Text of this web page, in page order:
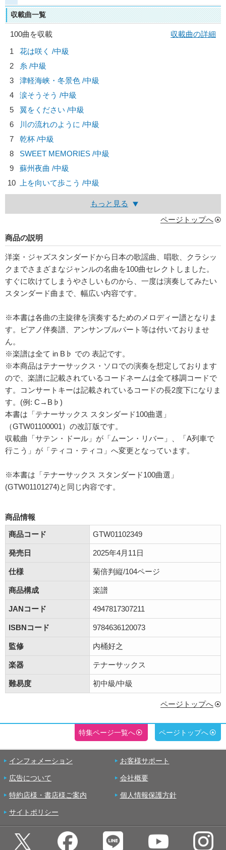
収載曲一覧
100曲を収載
収載曲の詳細
1
花は咲く /中級
2
糸 /中級
3
津軽海峡・冬景色 /中級
4
涙そうそう /中級
5
翼をください /中級
6
川の流れのように /中級
7
乾杯 /中級
8
SWEET MEMORIES /中級
9
蘇州夜曲 /中級
10
上を向いて歩こう /中級
もっと見る
ページトップへ
商品の説明
洋楽・ジャズスタンダードから日本の歌謡曲、唱歌、クラシッ
クまでさまざまなジャンルの名曲を100曲セレクトしました。
すぐに吹けてしまうやさしいものから、一度は演奏してみたい
スタンダード曲まで、幅広い内容です。
※本書は各曲の主旋律を演奏するためのメロディー譜となりま
す。ピアノ伴奏譜、アンサンブルパート等は付いておりませ
ん。
※楽譜は全て in B♭ での 表記です。
※本商品はテナーサックス・ソロでの演奏を想定しております
ので、楽譜に記載されているコードネームは全て移調コードで
す。コンサートキーは記載されているコードの長2度下になりま
す。(例: C→B♭)
本書は「テナーサックス スタンダード100曲選」
（GTW01100001）の改訂版です。
収載曲「サテン・ドール」が「ムーン・リバー」、「A列車で
行こう」が「ティコ・ティコ」へ変更となっています。
※本書は「テナーサックス スタンダード100曲選」
(GTW01101274)と同じ内容です。
商品情報
商品コード
GTW01102349
発売日 2025年4月11日
仕様 菊倍判縦/104ページ
商品構成 楽譜
JANコード 4947817307211
ISBNコード 9784636120073
監修 内桶好之
楽器 テナーサックス
難易度 初中級/中級
ページトップへ
特集ページ一覧へ ページトップへ
インフォメーション お客様サポート
広告について 会社概要
特約店様・書店様ご案内 個人情報保護方針
サイトポリシー